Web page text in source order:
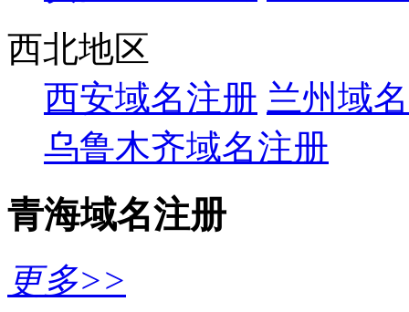
西北地区
西安域名注册 兰州域
乌鲁木齐域名注册
青海域名注册
更多>>